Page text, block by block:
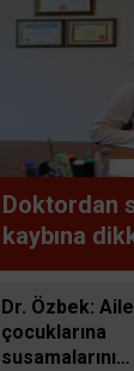
Doktordan
kaybına
Dr. Özbek:
çocuklarına
susamalarını